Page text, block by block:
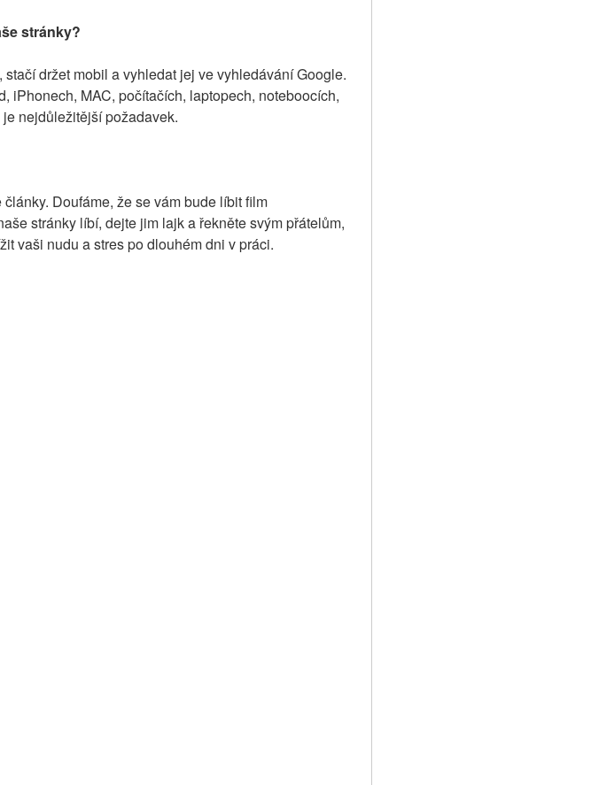
stránky?
držet mobil a vyhledat jej ve vyhledávání Google.
iPhonech, MAC, počítačích, laptopech, noteboocích,
nejdůležitější požadavek.
Doufáme, že se vám bude líbit film
stránky líbí, dejte jim lajk a řekněte svým přátelům,
vaši nudu a stres po dlouhém dni v práci.